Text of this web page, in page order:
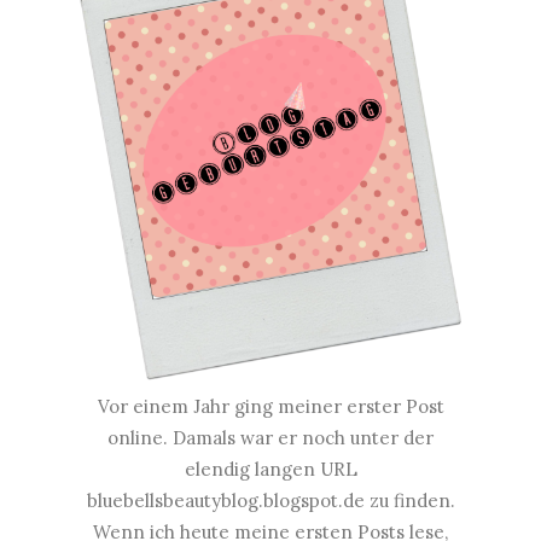
Vor einem Jahr ging meiner erster Post
online. Damals war er noch unter der
elendig langen URL
bluebellsbeautyblog.blogspot.de zu finden.
Wenn ich heute meine ersten Posts lese,